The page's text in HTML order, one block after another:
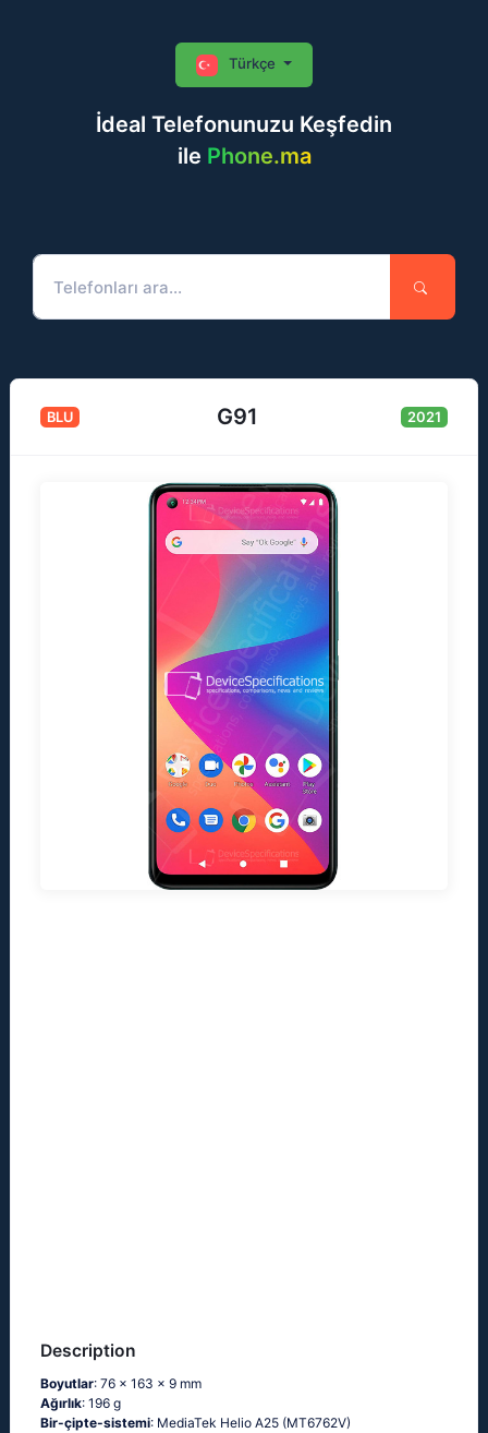
İdeal Telefonunuzu Keşfedin
ile Phone.ma
Türkçe
BLU G91 2021
Description
Boyutlar: 76 x 163 x 9 mm
Ağırlık: 196 g
Bir-çipte-sistemi: MediaTek Helio A25 (MT6762V)